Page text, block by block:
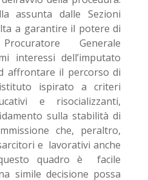
assunta dalle Sezioni
a garantire il potere di
Generale
interessi dell’imputato
affrontare il percorso di
ispirato a criteri
e risocializzanti,
sulla stabilità di
che, peraltro,
e lavorativi anche
quadro è facile
simile decisione possa